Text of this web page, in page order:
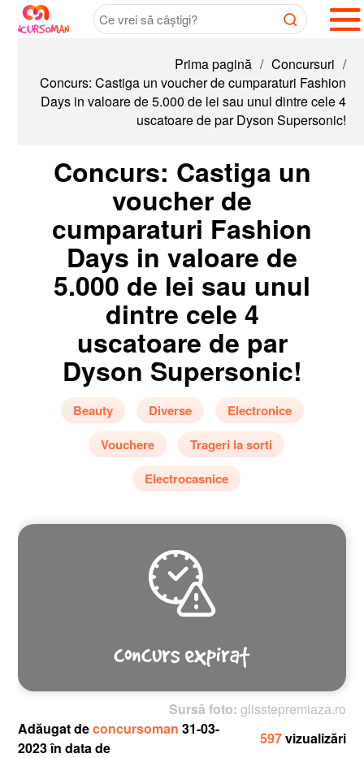
Prima pagină / Concursuri /
Concurs: Castiga un voucher de cumparaturi Fashion
Days in valoare de 5.000 de lei sau unul dintre cele 4
uscatoare de par Dyson Supersonic!
Concurs: Castiga un
voucher de
cumparaturi Fashion
Days in valoare de
5.000 de lei sau unul
dintre cele 4
uscatoare de par
Dyson Supersonic!
Beauty Diverse
Electronice
Vouchere
Trageri la sorti
Electrocasnice
Sursă foto:glisstepremiaza.ro
Adăugat deconcursoman31-03-
2023 în data de
597vizualizări